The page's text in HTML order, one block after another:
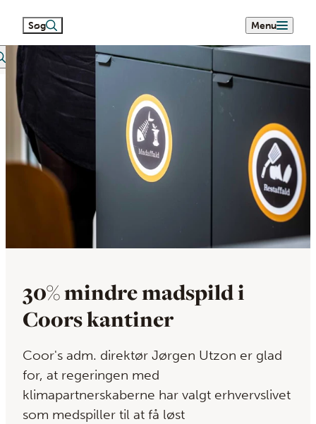
Søg
search
Menu
30% mindre madspild i
Coors kantiner
Coor's adm. direktør Jørgen Utzon er glad
for, at regeringen med
klimapartnerskaberne har valgt erhvervslivet
som medspiller til at få løst